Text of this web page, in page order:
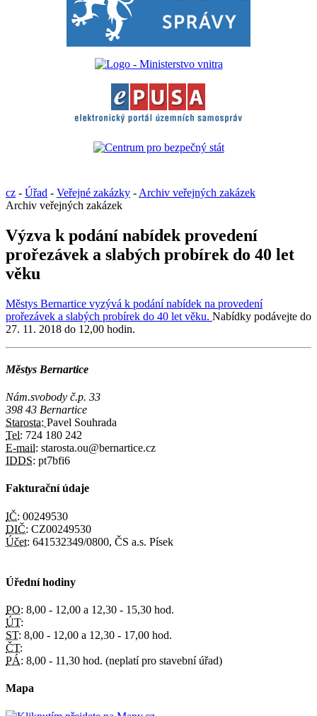
cz - Úřad - Veřejné zakázky - Archiv veřejných zakázek
Archiv veřejných zakázek
Výzva k podání nabídek provedení
prořezávek a slabých probírek do 40 let
věku
Městys Bernartice vyzývá k podání nabídek na provedení
prořezávek a slabých probírek do 40 let věku. Nabídky podávejte do
27. 11. 2018 do 12,00 hodin.
Městys Bernartice
Nám.svobody č.p. 33
398 43 Bernartice
Starosta: Pavel Souhrada
Tel: 724 180 242
E-mail: starosta.ou@bernartice.cz
IDDS: pt7bfi6
Fakturační údaje
IČ: 00249530
DIČ: CZ00249530
Účet: 641532349/0800, ČS a.s. Písek
Úřední hodiny
PO: 8,00 - 12,00 a 12,30 - 15,30 hod.
ÚT:
ST: 8,00 - 12,00 a 12,30 - 17,00 hod.
ČT:
PÁ: 8,00 - 11,30 hod. (neplatí pro stavební úřad)
Mapa